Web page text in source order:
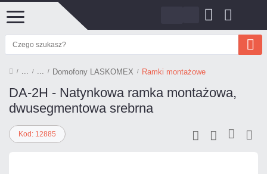
Domofony LASKOMEX Ramki montażowe
DA-2H - Natynkowa ramka montażowa,
dwusegmentowa srebrna
Kod: 12885